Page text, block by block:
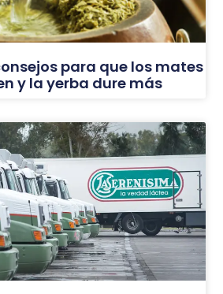
para que los mates
y la yerba dure más